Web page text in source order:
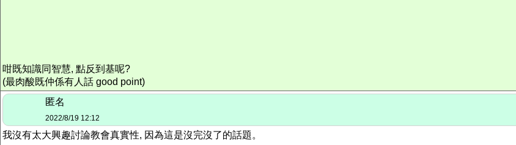
咁既知識同智慧, 點反到基呢?
(最肉酸既仲係有人話 good point)
匿名
2022/8/19 12:12
我沒有太大興趣討論教會真實性, 因為這是沒完沒了的話題。